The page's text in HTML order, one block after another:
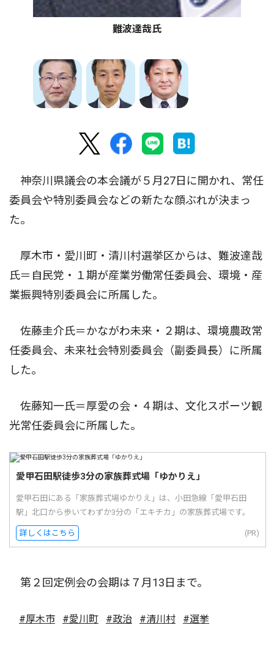
難波達哉氏
神奈川県議会の本会議が５月27日に開かれ、常任
委員会や特別委員会などの新たな顔ぶれが決まっ
た。
厚木市・愛川町・清川村選挙区からは、難波達哉
氏＝自民党・１期が産業労働常任委員会、環境・産
業振興特別委員会に所属した。
佐藤圭介氏＝かながわ未来・２期は、環境農政常
任委員会、未来社会特別委員会（副委員長）に所属
した。
佐藤知一氏＝厚愛の会・４期は、文化スポーツ観
光常任委員会に所属した。
愛甲石田駅徒歩3分の家族葬式場「ゆかりえ」
愛甲石田にある「家族葬式場ゆかりえ」は、小田急線「愛甲石田
駅」北口から歩いてわずか3分の「エキチカ」の家族葬式場です。
詳しくはこちら (PR)
第２回定例会の会期は７月13日まで。
#厚木市 #愛川町 #政治 #清川村 #選挙